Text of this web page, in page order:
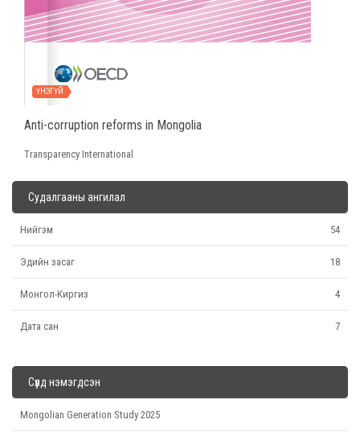
ҮНЭГҮЙ
Anti-corruption reforms in Mongolia
Transparency International
Судалгааны ангилал
Нийгэм 54
Эдийн засаг 18
Монгол-Киргиз 4
Дата сан 7
Сүүлд нэмэгдсэн
Mongolian Generation Study 2025